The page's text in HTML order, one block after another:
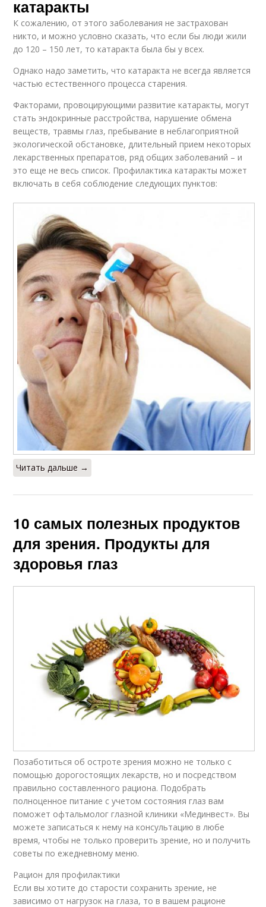
катаракты
К сожалению, от этого заболевания не застрахован
никто, и можно условно сказать, что если бы люди жили
до 120 – 150 лет, то катаракта была бы у всех.
Однако надо заметить, что катаракта не всегда является
частью естественного процесса старения.
Факторами, провоцирующими развитие катаракты, могут
стать эндокринные расстройства, нарушение обмена
веществ, травмы глаз, пребывание в неблагоприятной
экологической обстановке, длительный прием некоторых
лекарственных препаратов, ряд общих заболеваний – и
это еще не весь список. Профилактика катаракты может
включать в себя соблюдение следующих пунктов:
Читать дальше →
10 самых полезных продуктов
для зрения. Продукты для
здоровья глаз
Позаботиться об остроте зрения можно не только с
помощью дорогостоящих лекарств, но и посредством
правильно составленного рациона. Подобрать
полноценное питание с учетом состояния глаз вам
поможет офтальмолог глазной клиники «Мединвест». Вы
можете записаться к нему на консультацию в любе
время, чтобы не только проверить зрение, но и получить
советы по ежедневному меню.
Рацион для профилактики
Если вы хотите до старости сохранить зрение, не
зависимо от нагрузок на глаза, то в вашем рационе